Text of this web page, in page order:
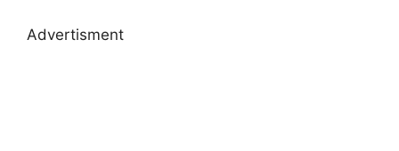
Advertisment